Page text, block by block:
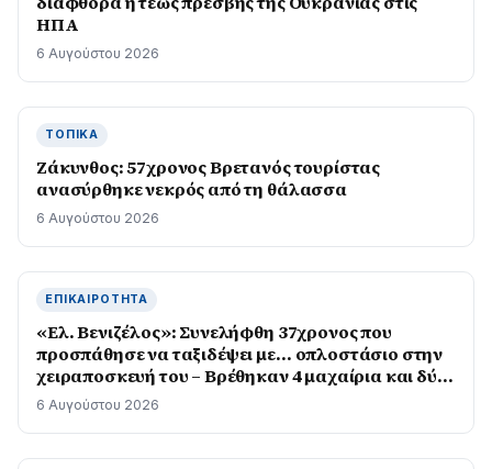
ΗΠΑ
6 Αυγούστου 2026
ΤΟΠΙΚΆ
Ζάκυνθος: 57χρονος Βρετανός τουρίστας
ανασύρθηκε νεκρός από τη θάλασσα
6 Αυγούστου 2026
ΕΠΙΚΑΙΡΌΤΗΤΑ
«Ελ. Βενιζέλος»: Συνελήφθη 37χρονος που
προσπάθησε να ταξιδέψει με… οπλοστάσιο στην
χειραποσκευή του – Βρέθηκαν 4 μαχαίρια και δύο
ψαλίδια κλαδέματος
6 Αυγούστου 2026